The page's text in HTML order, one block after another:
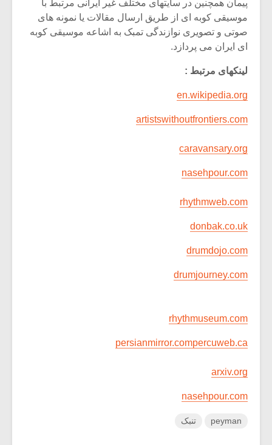
پیمان همچنین در سایتهای مختلف غیر ایرانی مرتبط با
موسیقی کوبه ای از طریق ارسال مقالات یا نمونه های
صوتی و تصویری نوازندگی تمبک به اشاعه موسیقی کوبه
ای ایران می پردازد.
لینکهای مرتبط :
en.wikipedia.org
artistswithoutfrontiers.com
caravansary.org
nasehpour.com
rhythmweb.com
donbak.co.uk
drumdojo.com
drumjourney.com
rhythmuseum.com
persianmirror.compercuweb.ca
arxiv.org
nasehpour.com
peyman تنبک